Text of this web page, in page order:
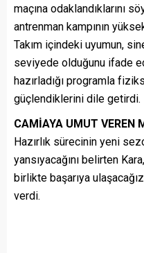
maçına odaklandıklarını
antrenman kampının
Takım içindeki uyumun,
seviyede olduğunu ifade
hazırladığı programla
güçlendiklerini dile getirdi.
CAMİAYA UMUT VEREN
Hazırlık sürecinin yeni
yansıyacağını belirten
birlikte başarıya
verdi.